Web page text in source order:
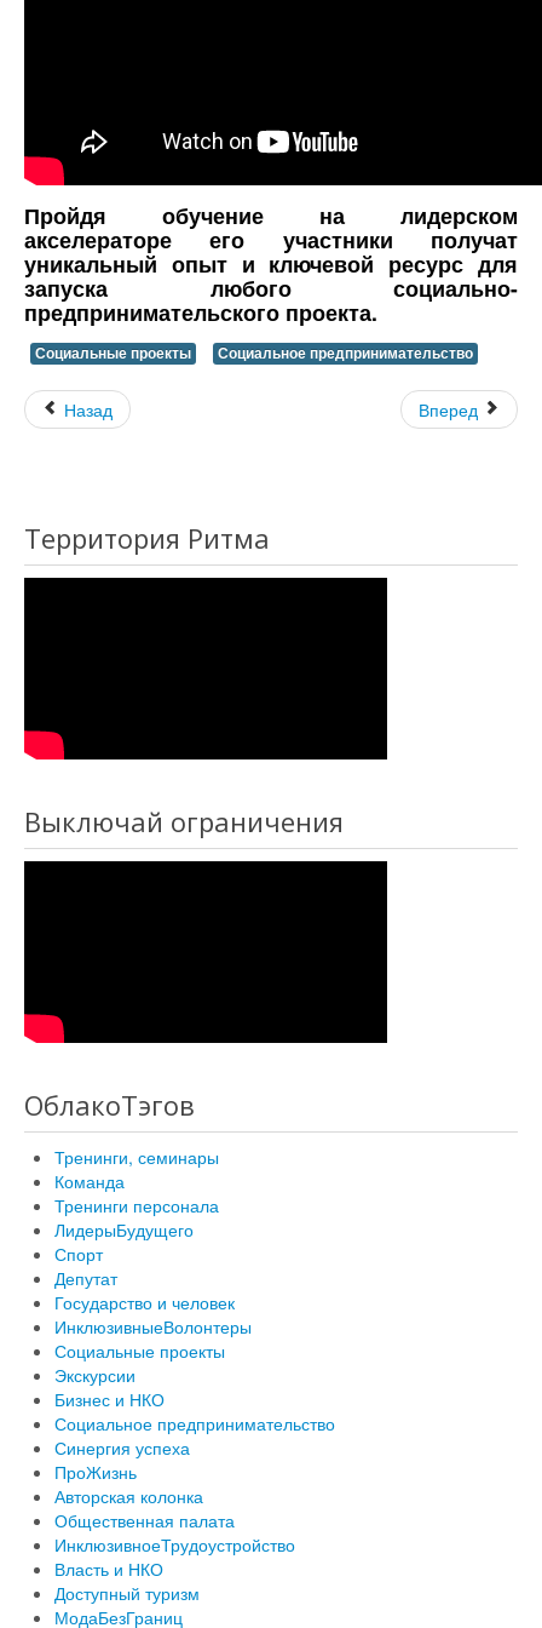
Пройдя обучение на лидерском
акселераторе его участники получат
уникальный опыт и ключевой ресурс для
запуска любого социально-
предпринимательского проекта.
Социальные проекты Социальное предпринимательство
Назад Вперед
Территория Ритма
Выключай ограничения
ОблакоТэгов
Тренинги, семинары
Команда
Тренинги персонала
ЛидерыБудущего
Спорт
Депутат
Государство и человек
ИнклюзивныеВолонтеры
Социальные проекты
Экскурсии
Бизнес и НКО
Социальное предпринимательство
Синергия успеха
ПроЖизнь
Авторская колонка
Общественная палата
ИнклюзивноеТрудоустройство
Власть и НКО
Доступный туризм
МодаБезГраниц